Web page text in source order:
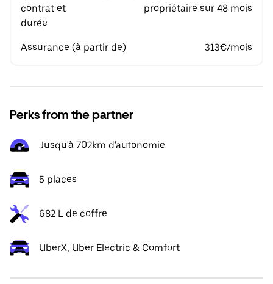
contrat et
durée
propriétaire sur 48 mois
Assurance (à partir de) 313€/mois
Perks from the partner
Jusqu'à 702km d'autonomie
5 places
682 L de coffre
UberX, Uber Electric & Comfort